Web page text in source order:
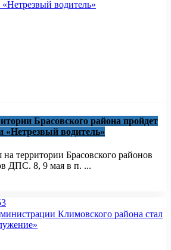
Брасовского района пройдет
«Нетрезвый водитель»
территории Брасовского районов
ДПС. 8, 9 мая в п. ...